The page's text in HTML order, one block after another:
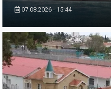
07.08.2026 - 15:44